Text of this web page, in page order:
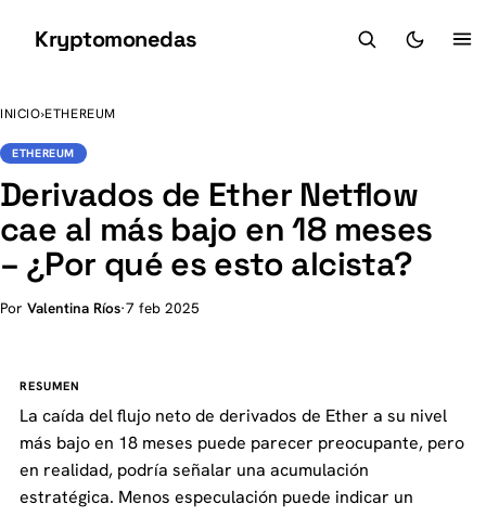
Kryptomonedas
INICIO›ETHEREUM
ETHEREUM
Derivados de Ether Netflow
cae al más bajo en 18 meses
– ¿Por qué es esto alcista?
Por Valentina Ríos·7 feb 2025
RESUMEN
La caída del flujo neto de derivados de Ether a su nivel
más bajo en 18 meses puede parecer preocupante, pero
en realidad, podría señalar una acumulación
estratégica. Menos especulación puede indicar un